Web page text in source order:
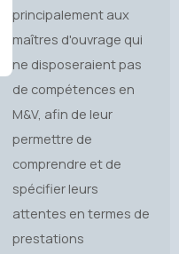
principalement aux
maîtres d'ouvrage qui
ne disposeraient pas
de compétences en
M&V, afin de leur
permettre de
comprendre et de
spécifier leurs
attentes en termes de
prestations